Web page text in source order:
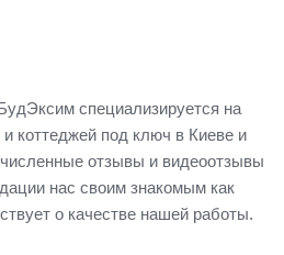
специализируется на
коттеджей под ключ в Киеве и
отзывы и видеоотзывы
нас своим знакомым как
о качестве нашей работы.